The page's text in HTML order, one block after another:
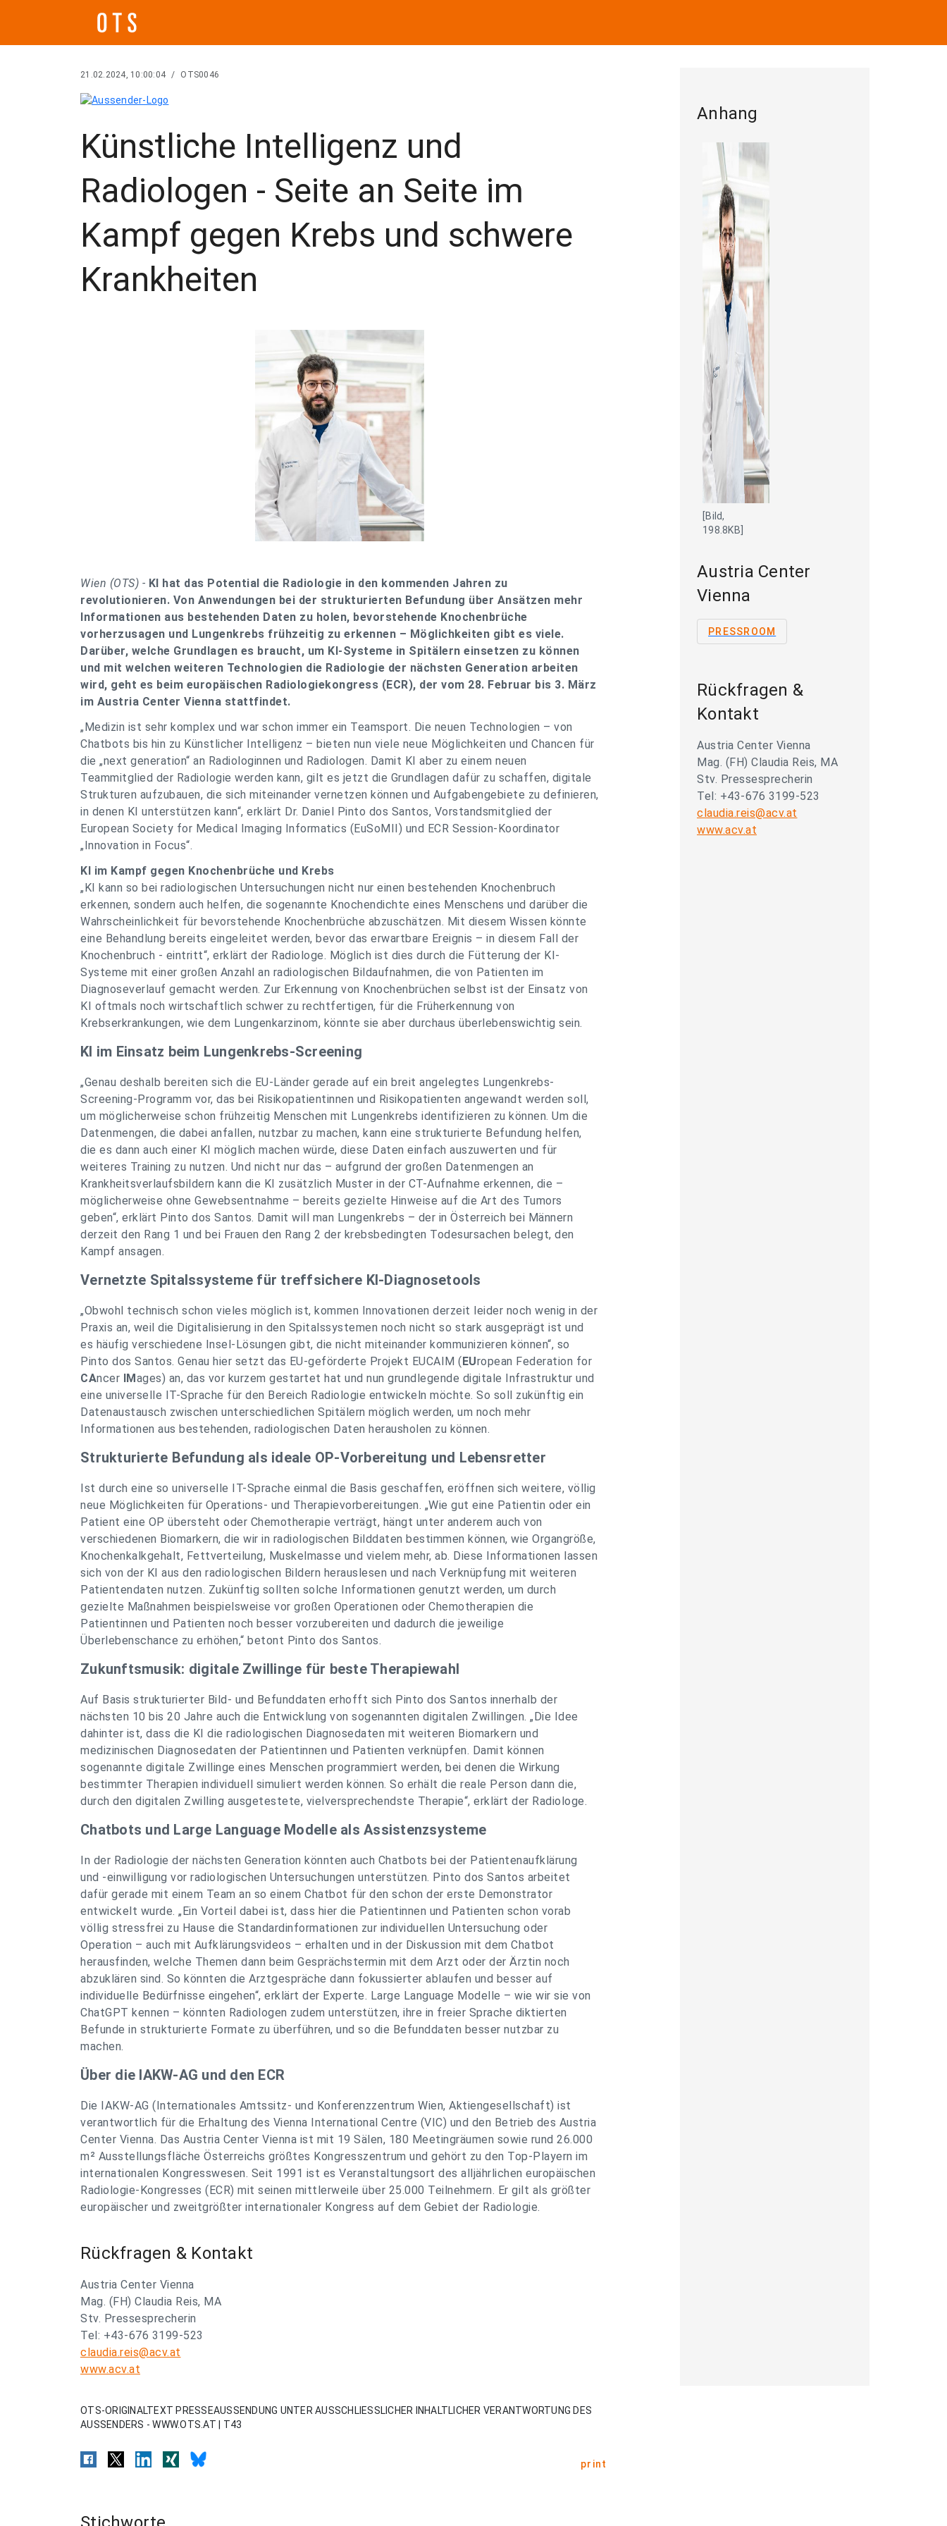
21.02.2024, 10:00:04 / OTS0046
Künstliche Intelligenz und
Radiologen - Seite an Seite im
Kampf gegen Krebs und schwere
Krankheiten
Wien (OTS) - KI hat das Potential die Radiologie in den kommenden Jahren zu
revolutionieren. Von Anwendungen bei der strukturierten Befundung über Ansätzen mehr
Informationen aus bestehenden Daten zu holen, bevorstehende Knochenbrüche
vorherzusagen und Lungenkrebs frühzeitig zu erkennen – Möglichkeiten gibt es viele.
Darüber, welche Grundlagen es braucht, um KI-Systeme in Spitälern einsetzen zu können
und mit welchen weiteren Technologien die Radiologie der nächsten Generation arbeiten
wird, geht es beim europäischen Radiologiekongress (ECR), der vom 28. Februar bis 3. März
im Austria Center Vienna stattfindet.
„Medizin ist sehr komplex und war schon immer ein Teamsport. Die neuen Technologien – von
Chatbots bis hin zu Künstlicher Intelligenz – bieten nun viele neue Möglichkeiten und Chancen für
die „next generation“ an Radiologinnen und Radiologen. Damit KI aber zu einem neuen
Teammitglied der Radiologie werden kann, gilt es jetzt die Grundlagen dafür zu schaffen, digitale
Strukturen aufzubauen, die sich miteinander vernetzen können und Aufgabengebiete zu definieren,
in denen KI unterstützen kann“, erklärt Dr. Daniel Pinto dos Santos, Vorstandsmitglied der
European Society for Medical Imaging Informatics (EuSoMII) und ECR Session-Koordinator
„Innovation in Focus“.
KI im Kampf gegen Knochenbrüche und Krebs
„KI kann so bei radiologischen Untersuchungen nicht nur einen bestehenden Knochenbruch
erkennen, sondern auch helfen, die sogenannte Knochendichte eines Menschens und darüber die
Wahrscheinlichkeit für bevorstehende Knochenbrüche abzuschätzen. Mit diesem Wissen könnte
eine Behandlung bereits eingeleitet werden, bevor das erwartbare Ereignis – in diesem Fall der
Knochenbruch - eintritt“, erklärt der Radiologe. Möglich ist dies durch die Fütterung der KI-
Systeme mit einer großen Anzahl an radiologischen Bildaufnahmen, die von Patienten im
Diagnoseverlauf gemacht werden. Zur Erkennung von Knochenbrüchen selbst ist der Einsatz von
KI oftmals noch wirtschaftlich schwer zu rechtfertigen, für die Früherkennung von
Krebserkrankungen, wie dem Lungenkarzinom, könnte sie aber durchaus überlebenswichtig sein.
KI im Einsatz beim Lungenkrebs-Screening
„Genau deshalb bereiten sich die EU-Länder gerade auf ein breit angelegtes Lungenkrebs-
Screening-Programm vor, das bei Risikopatientinnen und Risikopatienten angewandt werden soll,
um möglicherweise schon frühzeitig Menschen mit Lungenkrebs identifizieren zu können. Um die
Datenmengen, die dabei anfallen, nutzbar zu machen, kann eine strukturierte Befundung helfen,
die es dann auch einer KI möglich machen würde, diese Daten einfach auszuwerten und für
weiteres Training zu nutzen. Und nicht nur das – aufgrund der großen Datenmengen an
Krankheitsverlaufsbildern kann die KI zusätzlich Muster in der CT-Aufnahme erkennen, die –
möglicherweise ohne Gewebsentnahme – bereits gezielte Hinweise auf die Art des Tumors
geben“, erklärt Pinto dos Santos. Damit will man Lungenkrebs – der in Österreich bei Männern
derzeit den Rang 1 und bei Frauen den Rang 2 der krebsbedingten Todesursachen belegt, den
Kampf ansagen.
Vernetzte Spitalssysteme für treffsichere KI-Diagnosetools
„Obwohl technisch schon vieles möglich ist, kommen Innovationen derzeit leider noch wenig in der
Praxis an, weil die Digitalisierung in den Spitalssystemen noch nicht so stark ausgeprägt ist und
es häufig verschiedene Insel-Lösungen gibt, die nicht miteinander kommunizieren können“, so
Pinto dos Santos. Genau hier setzt das EU-geförderte Projekt EUCAIM (EUropean Federation for
CAncer IMages) an, das vor kurzem gestartet hat und nun grundlegende digitale Infrastruktur und
eine universelle IT-Sprache für den Bereich Radiologie entwickeln möchte. So soll zukünftig ein
Datenaustausch zwischen unterschiedlichen Spitälern möglich werden, um noch mehr
Informationen aus bestehenden, radiologischen Daten herausholen zu können.
Strukturierte Befundung als ideale OP-Vorbereitung und Lebensretter
Ist durch eine so universelle IT-Sprache einmal die Basis geschaffen, eröffnen sich weitere, völlig
neue Möglichkeiten für Operations- und Therapievorbereitungen. „Wie gut eine Patientin oder ein
Patient eine OP übersteht oder Chemotherapie verträgt, hängt unter anderem auch von
verschiedenen Biomarkern, die wir in radiologischen Bilddaten bestimmen können, wie Organgröße,
Knochenkalkgehalt, Fettverteilung, Muskelmasse und vielem mehr, ab. Diese Informationen lassen
sich von der KI aus den radiologischen Bildern herauslesen und nach Verknüpfung mit weiteren
Patientendaten nutzen. Zukünftig sollten solche Informationen genutzt werden, um durch
gezielte Maßnahmen beispielsweise vor großen Operationen oder Chemotherapien die
Patientinnen und Patienten noch besser vorzubereiten und dadurch die jeweilige
Überlebenschance zu erhöhen,“ betont Pinto dos Santos.
Zukunftsmusik: digitale Zwillinge für beste Therapiewahl
Auf Basis strukturierter Bild- und Befunddaten erhofft sich Pinto dos Santos innerhalb der
nächsten 10 bis 20 Jahre auch die Entwicklung von sogenannten digitalen Zwillingen. „Die Idee
dahinter ist, dass die KI die radiologischen Diagnosedaten mit weiteren Biomarkern und
medizinischen Diagnosedaten der Patientinnen und Patienten verknüpfen. Damit können
sogenannte digitale Zwillinge eines Menschen programmiert werden, bei denen die Wirkung
bestimmter Therapien individuell simuliert werden können. So erhält die reale Person dann die,
durch den digitalen Zwilling ausgetestete, vielversprechendste Therapie“, erklärt der Radiologe.
Chatbots und Large Language Modelle als Assistenzsysteme
In der Radiologie der nächsten Generation könnten auch Chatbots bei der Patientenaufklärung
und -einwilligung vor radiologischen Untersuchungen unterstützen. Pinto dos Santos arbeitet
dafür gerade mit einem Team an so einem Chatbot für den schon der erste Demonstrator
entwickelt wurde. „Ein Vorteil dabei ist, dass hier die Patientinnen und Patienten schon vorab
völlig stressfrei zu Hause die Standardinformationen zur individuellen Untersuchung oder
Operation – auch mit Aufklärungsvideos – erhalten und in der Diskussion mit dem Chatbot
herausfinden, welche Themen dann beim Gesprächstermin mit dem Arzt oder der Ärztin noch
abzuklären sind. So könnten die Arztgespräche dann fokussierter ablaufen und besser auf
individuelle Bedürfnisse eingehen“, erklärt der Experte. Large Language Modelle – wie wir sie von
ChatGPT kennen – könnten Radiologen zudem unterstützen, ihre in freier Sprache diktierten
Befunde in strukturierte Formate zu überführen, und so die Befunddaten besser nutzbar zu
machen.
Über die IAKW-AG und den ECR
Die IAKW-AG (Internationales Amtssitz- und Konferenzzentrum Wien, Aktiengesellschaft) ist
verantwortlich für die Erhaltung des Vienna International Centre (VIC) und den Betrieb des Austria
Center Vienna. Das Austria Center Vienna ist mit 19 Sälen, 180 Meetingräumen sowie rund 26.000
m² Ausstellungsfläche Österreichs größtes Kongresszentrum und gehört zu den Top-Playern im
internationalen Kongresswesen. Seit 1991 ist es Veranstaltungsort des alljährlichen europäischen
Radiologie-Kongresses (ECR) mit seinen mittlerweile über 25.000 Teilnehmern. Er gilt als größter
europäischer und zweitgrößter internationaler Kongress auf dem Gebiet der Radiologie.
Rückfragen & Kontakt
Austria Center Vienna
Mag. (FH) Claudia Reis, MA
Stv. Pressesprecherin
Tel: +43-676 3199-523
claudia.reis@acv.at
www.acv.at
OTS-ORIGINALTEXT PRESSEAUSSENDUNG UNTER AUSSCHLIESSLICHER INHALTLICHER VERANTWORTUNG DES
AUSSENDERS - WWW.OTS.AT | T43
print
Anhang
[Bild,
198.8KB]
Austria Center
Vienna
PRESSROOM
Rückfragen &
Kontakt
Austria Center Vienna
Mag. (FH) Claudia Reis, MA
Stv. Pressesprecherin
Tel: +43-676 3199-523
claudia.reis@acv.at
www.acv.at